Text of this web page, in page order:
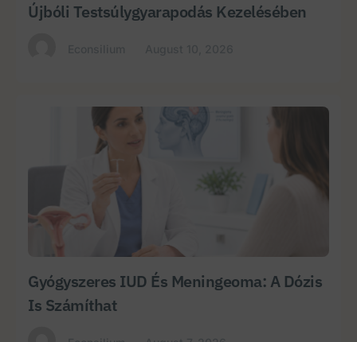
Újbóli Testsúlygyarapodás Kezelésében
Gyógyszeres IUD És Meningeoma: A Dózis
Is Számíthat